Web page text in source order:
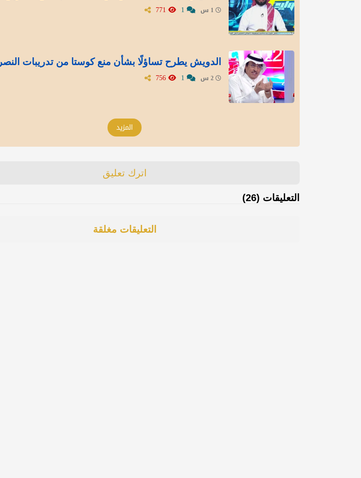
الدويش يطرح تساؤلًا بشأن منع كوستا من تدريبات النصر
المزيد
اترك تعليق
التعليقات (26)
التعليقات مغلقة